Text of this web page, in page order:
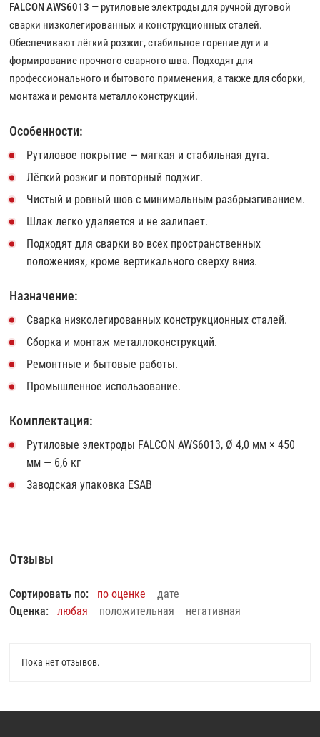
FALCON AWS6013 — рутиловые электроды для ручной дуговой
сварки низколегированных и конструкционных сталей.
Обеспечивают лёгкий розжиг, стабильное горение дуги и
формирование прочного сварного шва. Подходят для
профессионального и бытового применения, а также для сборки,
монтажа и ремонта металлоконструкций.
Особенности:
Рутиловое покрытие — мягкая и стабильная дуга.
Лёгкий розжиг и повторный поджиг.
Чистый и ровный шов с минимальным разбрызгиванием.
Шлак легко удаляется и не залипает.
Подходят для сварки во всех пространственных
положениях, кроме вертикального сверху вниз.
Назначение:
Сварка низколегированных конструкционных сталей.
Сборка и монтаж металлоконструкций.
Ремонтные и бытовые работы.
Промышленное использование.
Комплектация:
Рутиловые электроды FALCON AWS6013, Ø 4,0 мм × 450
мм — 6,6 кг
Заводская упаковка ESAB
Отзывы
Сортировать по: по оценке
дате
Оценка:
любая положительная негативная
Пока нет отзывов.